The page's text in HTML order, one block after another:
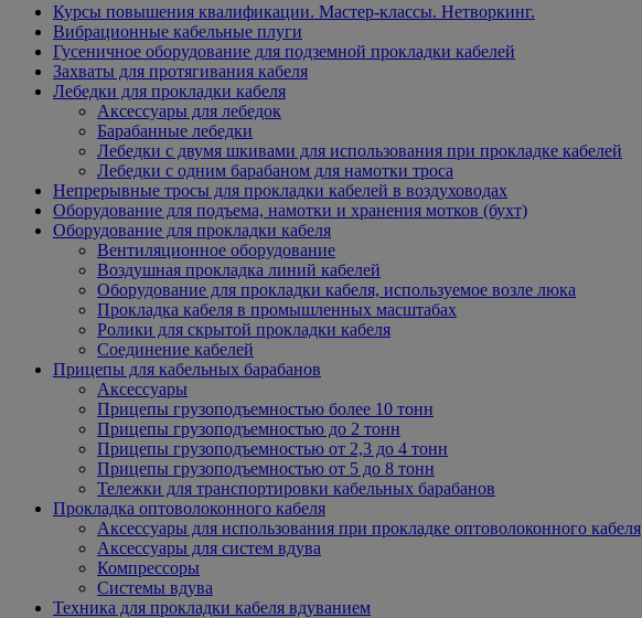
Курсы повышения квалификации. Мастер-классы. Нетворкинг.
Вибрационные кабельные плуги
Гусеничное оборудование для подземной прокладки кабелей
Захваты для протягивания кабеля
Лебедки для прокладки кабеля
Аксессуары для лебедок
Барабанные лебедки
Лебедки с двумя шкивами для использования при прокладке кабелей
Лебедки с одним барабаном для намотки троса
Непрерывные тросы для прокладки кабелей в воздуховодах
Оборудование для подъема, намотки и хранения мотков (бухт)
Оборудование для прокладки кабеля
Вентиляционное оборудование
Воздушная прокладка линий кабелей
Оборудование для прокладки кабеля, используемое возле люка
Прокладка кабеля в промышленных масштабах
Ролики для скрытой прокладки кабеля
Соединение кабелей
Прицепы для кабельных барабанов
Аксессуары
Прицепы грузоподъемностью более 10 тонн
Прицепы грузоподъемностью до 2 тонн
Прицепы грузоподъемностью от 2,3 до 4 тонн
Прицепы грузоподъемностью от 5 до 8 тонн
Тележки для транспортировки кабельных барабанов
Прокладка оптоволоконного кабеля
Аксессуары для использования при прокладке оптоволоконного кабеля
Аксессуары для систем вдува
Компрессоры
Системы вдува
Техника для прокладки кабеля вдуванием